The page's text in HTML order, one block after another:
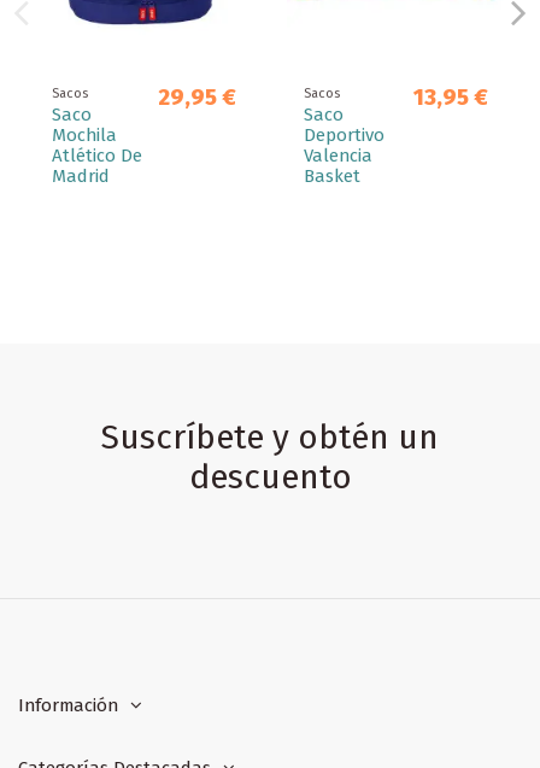
Sacos
Saco
Mochila
Atlético De
Madrid
29,95 € Sacos
Saco
Deportivo
Valencia
Basket
13,95 €
Suscríbete y obtén un
descuento
Información